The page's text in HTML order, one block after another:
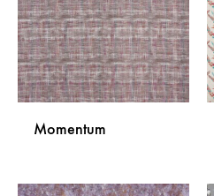
ŽELJA
Momentum